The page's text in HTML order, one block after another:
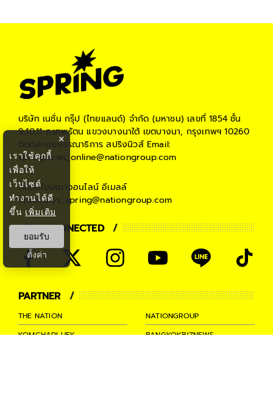
บริษัท เนชั่น กรุ๊ป (ไทยแลนด์) จำกัด (มหาชน) เลขที่ 1854 ชั้น
9,10,11 ถ.เทพรัตน แขวงบางนาใต้ เขตบางนา, กรุงเทพฯ 10260
ติดต่อกองบรรณาธิการ สปริงนิวส์Email:
springnews_online@nationgroup.com
ติดต่อโฆษณาออนไลน์ อีเมลล์
teamsales_spring@nationgroup.com
STAY CONNECTED
PARTNER
THE NATION
NATIONGROUP
KOMCHADLUEK
BANGKOKBIZNEWS
×
เราใช้คุกกี้
เพื่อให้
เว็บไซต์
ทำงานได้ดี
ขึ้น เพิ่มเติม
ยอมรับ
ตั้งค่า